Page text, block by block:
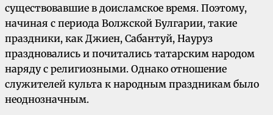
существовавшие в доисламское время. Поэтому,
начиная с периода Волжской Булгарии, такие
праздники, как Джиен, Сабантуй, Науруз
праздновались и почитались татарским народом
наряду с религиозными. Однако отношение
служителей культа к народным праздникам было
неоднозначным.